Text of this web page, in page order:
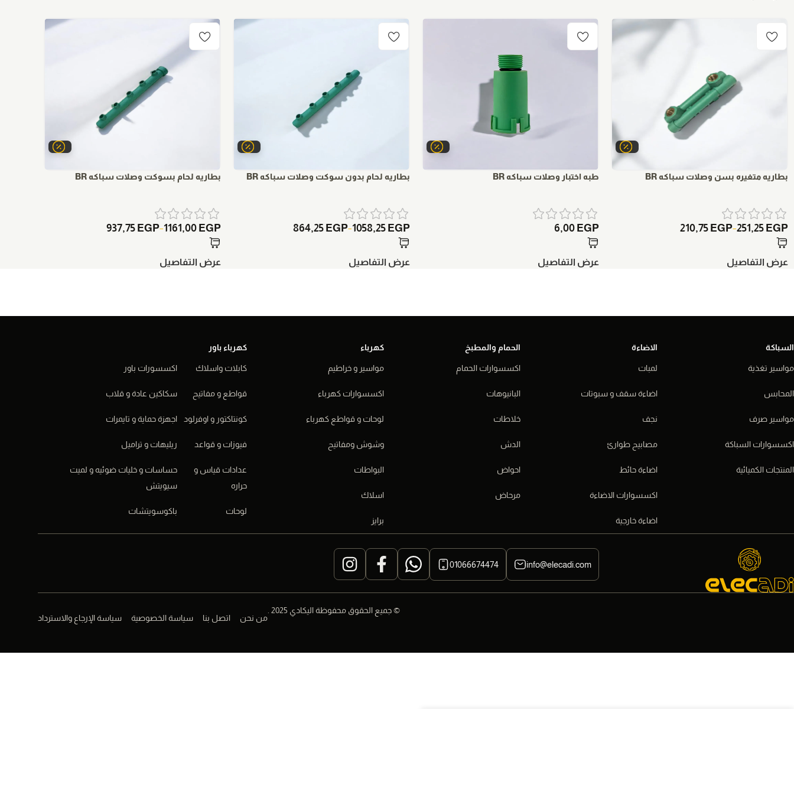
بطاريه متغيره بسن وصلات سباكه BR
210,75 EGP–251,25 EGP
عرض التفاصيل
طبه اختبار وصلات سباكه BR
6,00 EGP
عرض التفاصيل
بطاريه لحام بدون سوكت وصلات سباكه BR
864,25 EGP–1058,25 EGP
عرض التفاصيل
بطاريه لحام بسوكت وصلات سباكه BR
937,75 EGP–1161,00 EGP
عرض التفاصيل
السباكة
مواسير تغذية
المحابس
مواسير صرف
اكسسوارات السباكة
المنتجات الكميائية
الاضاءة
لمبات
اضاءة سقف و سبوتات
نجف
مصابيح طوارئ
اضاءة حائط
اكسسوارات الاضاءة
اضاءة خارجية
الحمام والمطبخ
اكسسوارات الحمام
البانيوهات
خلاطات
الدش
احواض
مرحاض
كهرباء
مواسير و خراطيم
اكسسوارات كهرباء
لوحات و قواطع كهرباء
وشوش ومفاتيح
البواطات
اسلاك
برايز
كهرباء باور
كابلات واسلاك
قواطع و مفاتيح
كونتاكتور و اوفرلود
فيوزات و قواعد
عدادات قياس و
حراره
لوحات
اكسسورات باور
سكاكين عادة و قلاب
اجهزة حماية و تايمرات
ريليهات و تراميل
حساسات و خليات ضوئيه و لميت
سيويتش
باكوسويتشات
info@elecadi.com
01066674474
من نحن اتصل بنا سياسة الخصوصية سياسة الإرجاع والاسترداد
© جميع الحقوق محفوظة اليكادي 2025 .